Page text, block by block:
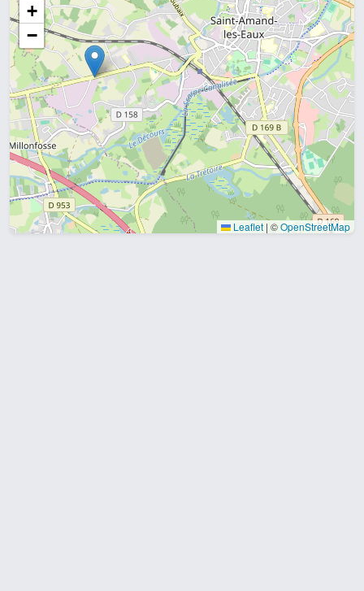
+
−
Leaflet | ©OpenStreetMap